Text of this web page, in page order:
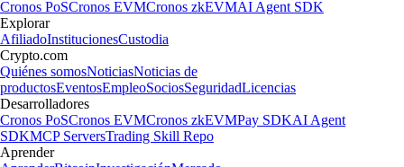
Cronos PoSCronos EVMCronos zkEVMAI Agent SDK
Explorar
AfiliadoInstitucionesCustodia
Crypto.com
Quiénes somosNoticiasNoticias de
productosEventosEmpleoSociosSeguridadLicencias
Desarrolladores
Cronos PoSCronos EVMCronos zkEVMPay SDKAI Agent
SDKMCP ServersTrading Skill Repo
Aprender